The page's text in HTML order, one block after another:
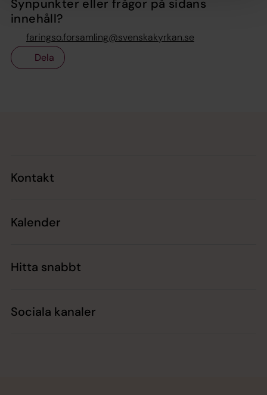
Synpunkter eller frågor på sidans
innehåll?
faringso.forsamling@svenskakyrkan.se
Dela
Kontakt
Kalender
Hitta snabbt
Sociala kanaler